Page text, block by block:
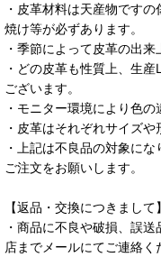
・皮革材料は天産物です
焼け等が必ずあります。
・季節によって皮革の出
・どの皮革も性質上、生
ございます。
・モニター環境により色の
・皮革はそれぞれサイズや
・上記は不良品の対象に
ご注文をお願いします。
【返品・交換につきまして】
・商品に不良や破損、誤
店までメールにてご連絡く